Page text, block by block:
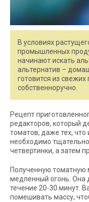
В условиях
промышленных
начинают искать
альтернатив –
готовится из
собственноручно.
Рецепт
редакторов, который
томатов, даже тех,
необходимо
четвертинки, а затем
Полученную
медленный огонь. Она
течение 20-30 минут.
помешивать массу,